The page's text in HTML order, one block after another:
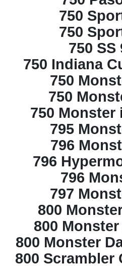
750
750
750 SS
750 Indiana
750
750
750 Monster
795
796
796
796
797
800
800 Monster
800 Monster
800 Scrambler